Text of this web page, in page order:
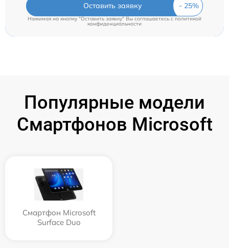
Оставить заявку
Нажимая на кнопку "Оставить заявку" Вы соглашаетесь cполитикой
конфиденциальности
Популярные модели
Смартфонов Microsoft
Смартфон Microsoft
Surface Duo